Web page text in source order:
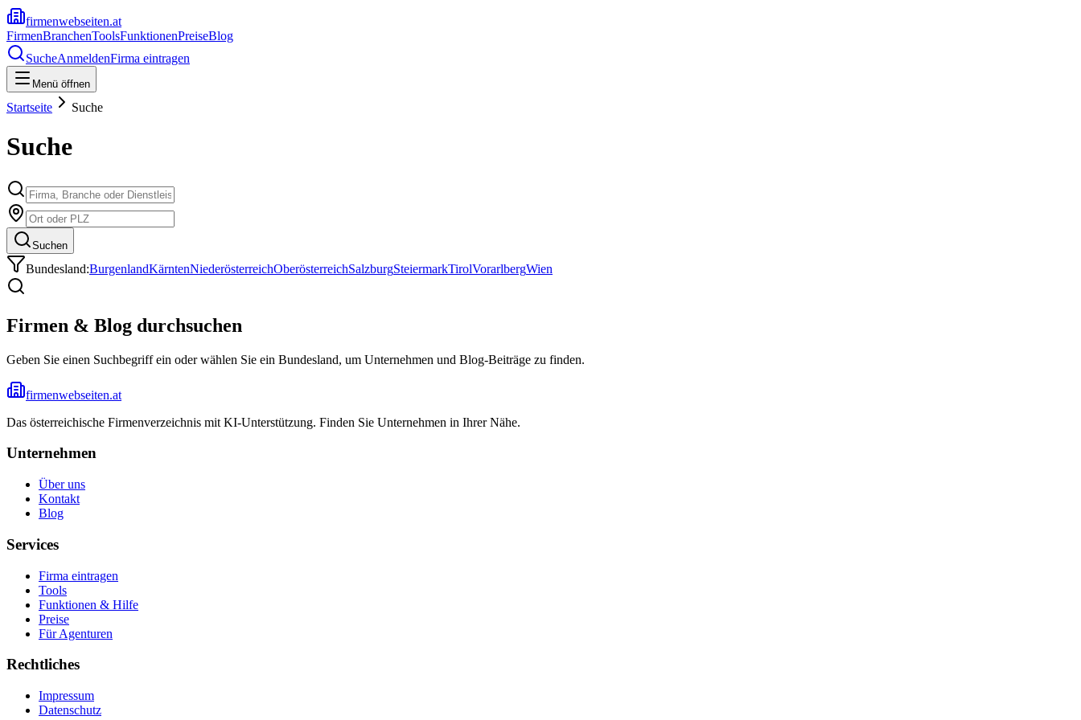
firmenwebseiten.at
FirmenBranchenToolsFunktionenPreiseBlog
SucheAnmeldenFirma eintragen
Menü öffnen
Startseite Suche
Suche
Suchen
Bundesland:BurgenlandKärntenNiederösterreichOberösterreichSalzburgSteiermarkTirolVorarlbergWien
Firmen & Blog durchsuchen
Geben Sie einen Suchbegriff ein oder wählen Sie ein Bundesland, um Unternehmen und Blog-Beiträge zu finden.
firmenwebseiten.at
Das österreichische Firmenverzeichnis mit KI-Unterstützung. Finden Sie Unternehmen in Ihrer Nähe.
Unternehmen
Über uns
Kontakt
Blog
Services
Firma eintragen
Tools
Funktionen & Hilfe
Preise
Für Agenturen
Rechtliches
Impressum
Datenschutz